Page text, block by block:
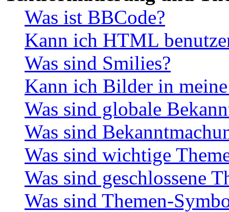
Was ist BBCode?
Kann ich HTML
Was sind Smilies?
Kann ich Bilder in
Was sind globale
Was sind
Was sind wichtige
Was sind geschlossene
Was sind Themen-